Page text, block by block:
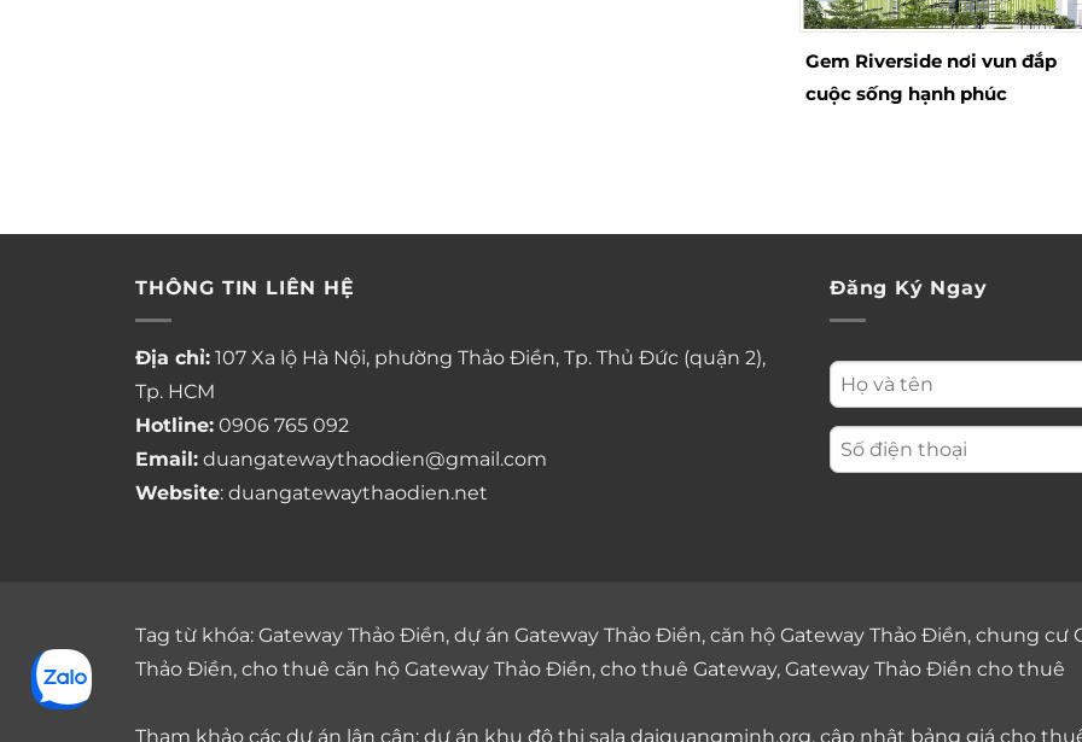
Gem Riverside nơi vun đắp
cuộc sống hạnh phúc
THÔNG TIN LIÊN HỆ
Địa chỉ: 107 Xa lộ Hà Nội, phường Thảo Điền, Tp. Thủ Đức (quận 2),
Tp. HCM
Hotline: 0906 765 092
Email: duangatewaythaodien@gmail.com
Website: duangatewaythaodien.net
Đăng Ký Ngay
Tag từ khóa: Gateway Thảo Điền, dự án Gateway Thảo Điền, căn hộ Gateway Thảo Điền, chung cư
Thảo Điền, cho thuê căn hộ Gateway Thảo Điền, cho thuê Gateway, Gateway Thảo Điền cho thuê
Tham khảo các dự án lân cận: dự án khu đô thị sala daiquangminh.org, cập nhật bảng giá cho